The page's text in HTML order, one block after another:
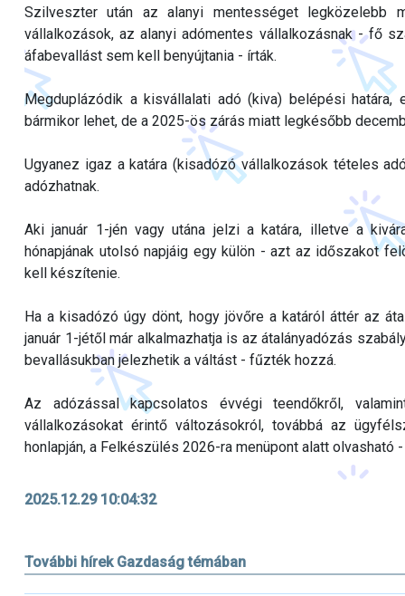
Szilveszter után az alanyi mentességet legközelebb
vállalkozások, az alanyi adómentes vállalkozásnak - fő
áfabevallást sem kell benyújtania - írták.
Megduplázódik a kisvállalati adó (kiva) belépési
bármikor lehet, de a 2025-ös zárás miatt legkésőbb
Ugyanez igaz a katára (kisadózó vállalkozások tételes
adózhatnak.
Aki január 1-jén vagy utána jelzi a katára, illetve a
hónapjának utolsó napjáig egy külön - azt az időszakot
kell készítenie.
Ha a kisadózó úgy dönt, hogy jövőre a katáról áttér az
január 1-jétől már alkalmazhatja is az átalányadózás
bevallásukban jelezhetik a váltást - fűzték hozzá.
Az adózással kapcsolatos évvégi teendőkről,
vállalkozásokat érintő változásokról, továbbá az
honlapján, a Felkészülés 2026-ra menüpont alatt olvasható
2025.12.29 10:04:32
További hírek Gazdaság témában